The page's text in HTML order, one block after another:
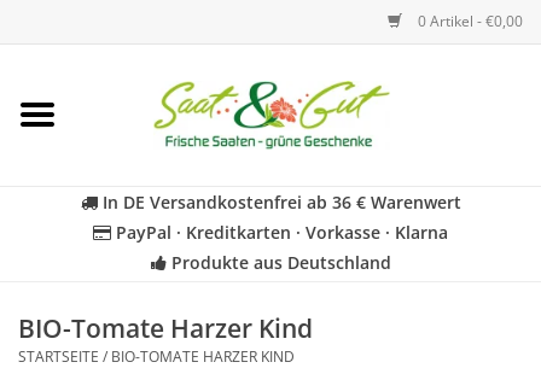
0 Artikel - €0,00
Startseite
Kräuter
In DE Versandkostenfrei ab 36 € Warenwert
PayPal · Kreditkarten · Vorkasse · Klarna
Produkte aus Deutschland
BIO-Tomate Harzer Kind
STARTSEITE / BIO-TOMATE HARZER KIND